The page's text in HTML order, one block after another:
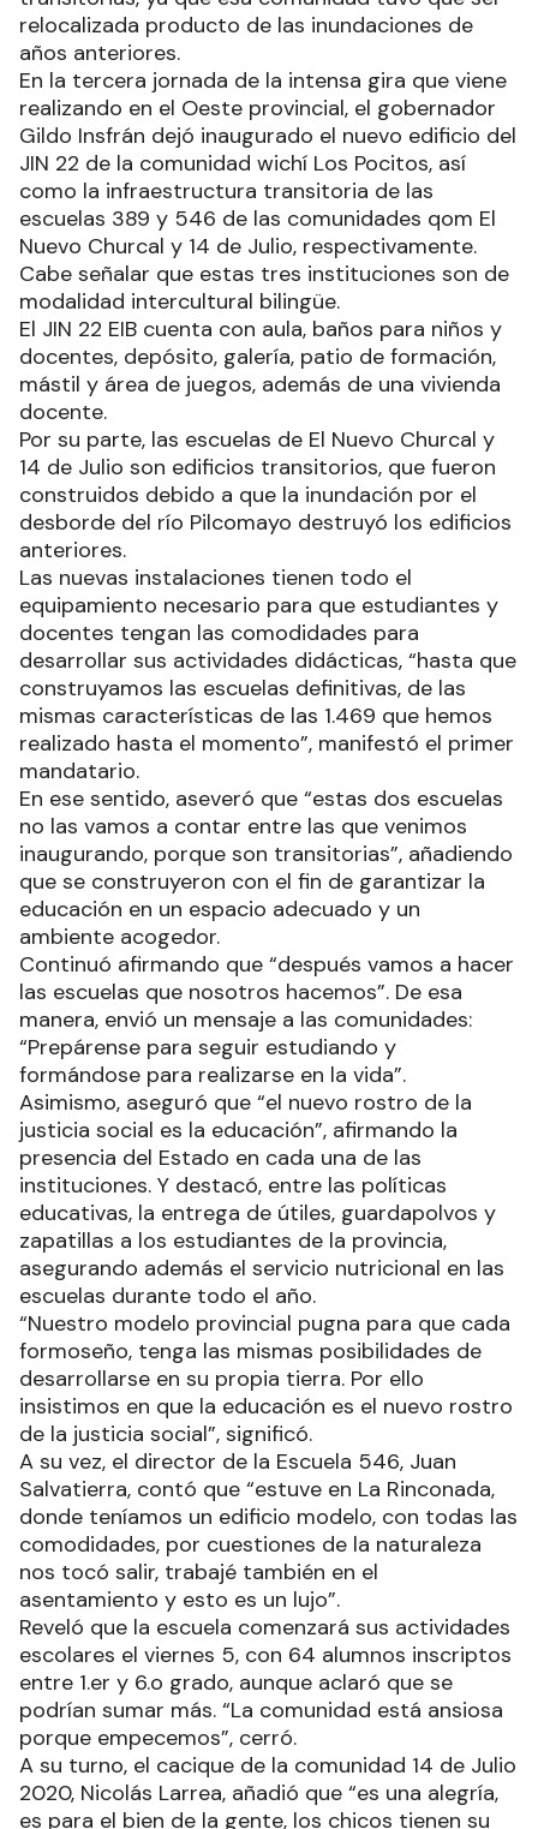
relocalizada producto de las inundaciones de
años anteriores.
En la tercera jornada de la intensa gira que viene
realizando en el Oeste provincial, el gobernador
Gildo Insfrán dejó inaugurado el nuevo edificio del
JIN 22 de la comunidad wichí Los Pocitos, así
como la infraestructura transitoria de las
escuelas 389 y 546 de las comunidades qom El
Nuevo Churcal y 14 de Julio, respectivamente.
Cabe señalar que estas tres instituciones son de
modalidad intercultural bilingüe.
El JIN 22 EIB cuenta con aula, baños para niños y
docentes, depósito, galería, patio de formación,
mástil y área de juegos, además de una vivienda
docente.
Por su parte, las escuelas de El Nuevo Churcal y
14 de Julio son edificios transitorios, que fueron
construidos debido a que la inundación por el
desborde del río Pilcomayo destruyó los edificios
anteriores.
Las nuevas instalaciones tienen todo el
equipamiento necesario para que estudiantes y
docentes tengan las comodidades para
desarrollar sus actividades didácticas, “hasta que
construyamos las escuelas definitivas, de las
mismas características de las 1.469 que hemos
realizado hasta el momento”, manifestó el primer
mandatario.
En ese sentido, aseveró que “estas dos escuelas
no las vamos a contar entre las que venimos
inaugurando, porque son transitorias”, añadiendo
que se construyeron con el fin de garantizar la
educación en un espacio adecuado y un
ambiente acogedor.
Continuó afirmando que “después vamos a hacer
las escuelas que nosotros hacemos”. De esa
manera, envió un mensaje a las comunidades:
“Prepárense para seguir estudiando y
formándose para realizarse en la vida”.
Asimismo, aseguró que “el nuevo rostro de la
justicia social es la educación”, afirmando la
presencia del Estado en cada una de las
instituciones. Y destacó, entre las políticas
educativas, la entrega de útiles, guardapolvos y
zapatillas a los estudiantes de la provincia,
asegurando además el servicio nutricional en las
escuelas durante todo el año.
“Nuestro modelo provincial pugna para que cada
formoseño, tenga las mismas posibilidades de
desarrollarse en su propia tierra. Por ello
insistimos en que la educación es el nuevo rostro
de la justicia social”, significó.
A su vez, el director de la Escuela 546, Juan
Salvatierra, contó que “estuve en La Rinconada,
donde teníamos un edificio modelo, con todas las
comodidades, por cuestiones de la naturaleza
nos tocó salir, trabajé también en el
asentamiento y esto es un lujo”.
Reveló que la escuela comenzará sus actividades
escolares el viernes 5, con 64 alumnos inscriptos
entre 1.er y 6.o grado, aunque aclaró que se
podrían sumar más. “La comunidad está ansiosa
porque empecemos”, cerró.
A su turno, el cacique de la comunidad 14 de Julio
2020, Nicolás Larrea, añadió que “es una alegría,
es para el bien de la gente, los chicos tienen su